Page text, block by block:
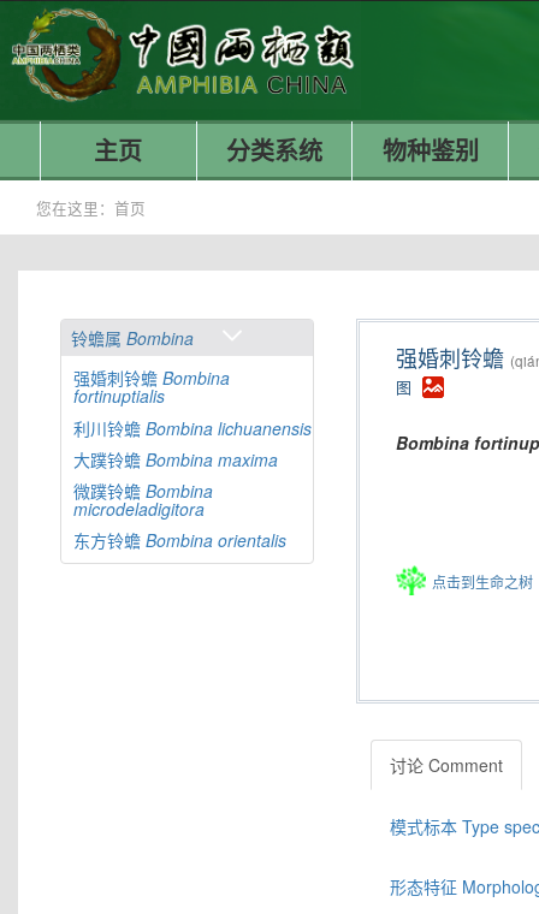
主页 分类系统 物种鉴别
您在这里： 首页
铃蟾属 Bombina
强婚刺铃蟾 Bombina
fortinuptialis
利川铃蟾 Bombina lichuanensis
大蹼铃蟾 Bombina maxima
微蹼铃蟾 Bombina
microdeladigitora
东方铃蟾 Bombina orientalis
强婚刺铃蟾
图
Bombina
点击到生命之树
讨论 Comment
模式标本 Type
形态特征